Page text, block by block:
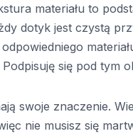
materiału to
dotyk jest czystą
się pod tym
swoje znaczenie.
nie musisz się